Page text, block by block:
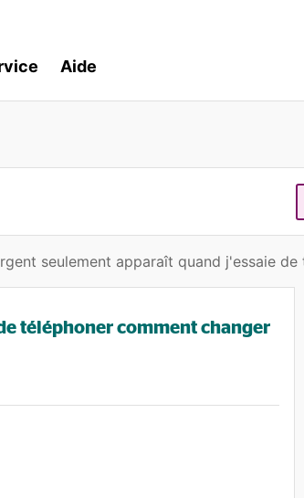
Aide
seulement apparaît quand j'essaie
téléphoner comment changer